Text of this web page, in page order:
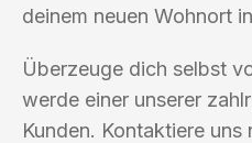
deinem neuen Wohnort
Überzeuge dich selbst
werde einer unserer
Kunden. Kontaktiere uns